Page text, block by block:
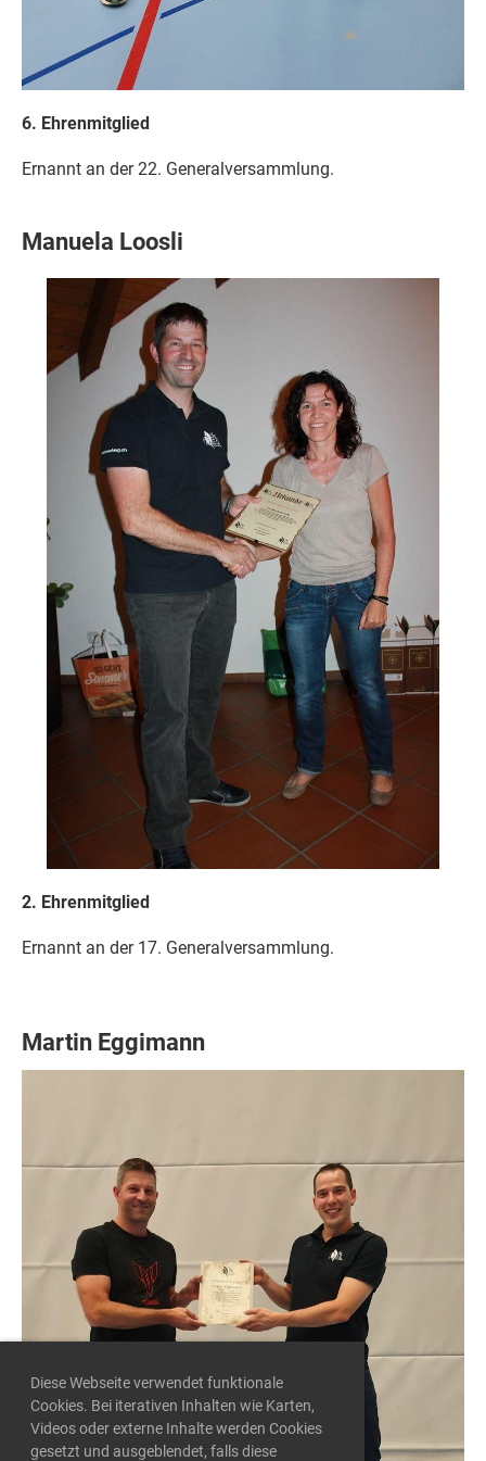
Diese Webseite verwendet funktionale
Cookies. Bei iterativen Inhalten wie Karten,
Videos oder externe Inhalte werden Cookies
gesetzt und ausgeblendet, falls diese
6. Ehrenmitglied
Ernannt an der 22. Generalversammlung.
Manuela Loosli
2. Ehrenmitglied
Ernannt an der 17. Generalversammlung.
Martin Eggimann